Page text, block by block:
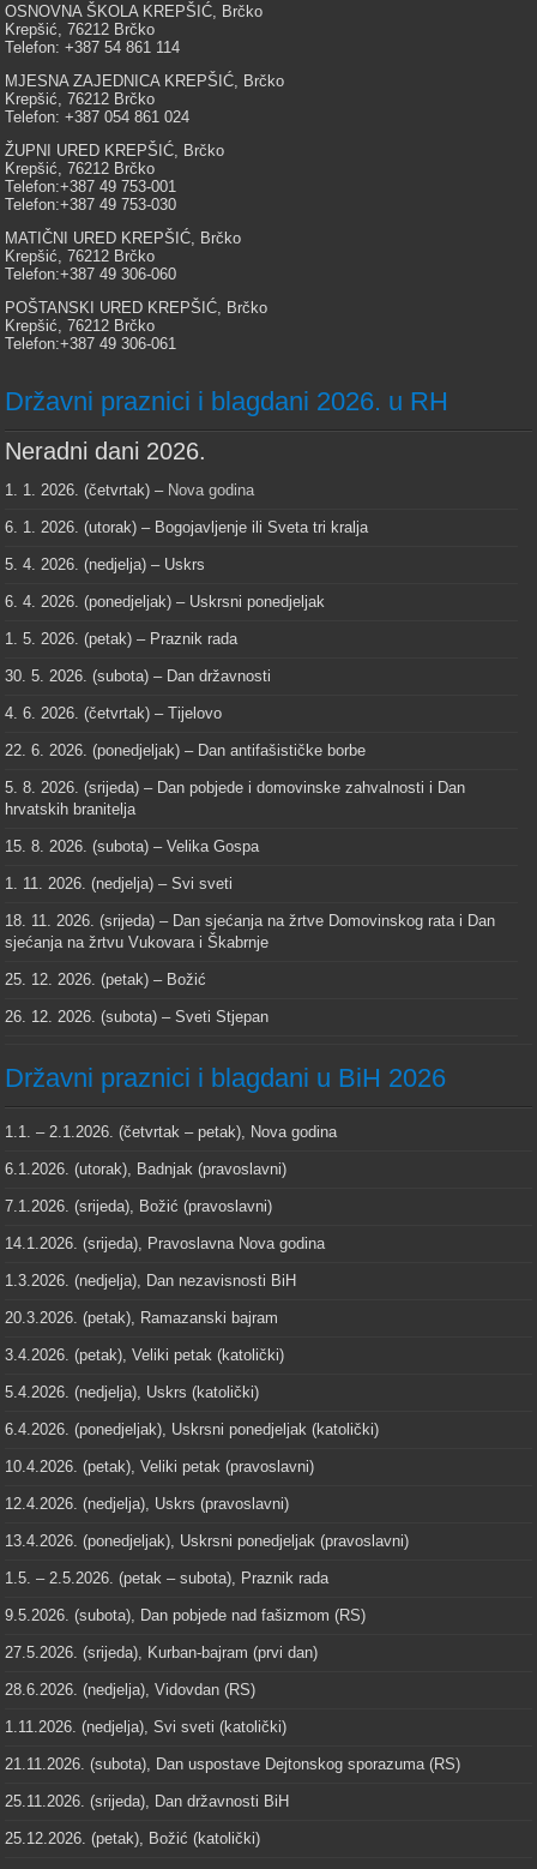
OSNOVNA ŠKOLA KREPŠIĆ, Brčko
Krepšić, 76212 Brčko
Telefon: +387 54 861 114
MJESNA ZAJEDNICA KREPŠIĆ, Brčko
Krepšić, 76212 Brčko
Telefon: +387 054 861 024
ŽUPNI URED KREPŠIĆ, Brčko
Krepšić, 76212 Brčko
Telefon:+387 49 753-001
Telefon:+387 49 753-030
MATIČNI URED KREPŠIĆ, Brčko
Krepšić, 76212 Brčko
Telefon:+387 49 306-060
POŠTANSKI URED KREPŠIĆ, Brčko
Krepšić, 76212 Brčko
Telefon:+387 49 306-061
Državni praznici i blagdani 2026. u RH
Neradni dani 2026.
1. 1. 2026. (četvrtak) – Nova godina
6. 1. 2026. (utorak) – Bogojavljenje ili Sveta tri kralja
5. 4. 2026. (nedjelja) – Uskrs
6. 4. 2026. (ponedjeljak) – Uskrsni ponedjeljak
1. 5. 2026. (petak) – Praznik rada
30. 5. 2026. (subota) – Dan državnosti
4. 6. 2026. (četvrtak) – Tijelovo
22. 6. 2026. (ponedjeljak) – Dan antifašističke borbe
5. 8. 2026. (srijeda) – Dan pobjede i domovinske zahvalnosti i Dan
hrvatskih branitelja
15. 8. 2026. (subota) – Velika Gospa
1. 11. 2026. (nedjelja) – Svi sveti
18. 11. 2026. (srijeda) – Dan sjećanja na žrtve Domovinskog rata i Dan
sjećanja na žrtvu Vukovara i Škabrnje
25. 12. 2026. (petak) – Božić
26. 12. 2026. (subota) – Sveti Stjepan
Državni praznici i blagdani u BiH 2026
1.1. – 2.1.2026. (četvrtak – petak), Nova godina
6.1.2026. (utorak), Badnjak (pravoslavni)
7.1.2026. (srijeda), Božić (pravoslavni)
14.1.2026. (srijeda), Pravoslavna Nova godina
1.3.2026. (nedjelja), Dan nezavisnosti BiH
20.3.2026. (petak), Ramazanski bajram
3.4.2026. (petak), Veliki petak (katolički)
5.4.2026. (nedjelja), Uskrs (katolički)
6.4.2026. (ponedjeljak), Uskrsni ponedjeljak (katolički)
10.4.2026. (petak), Veliki petak (pravoslavni)
12.4.2026. (nedjelja), Uskrs (pravoslavni)
13.4.2026. (ponedjeljak), Uskrsni ponedjeljak (pravoslavni)
1.5. – 2.5.2026. (petak – subota), Praznik rada
9.5.2026. (subota), Dan pobjede nad fašizmom (RS)
27.5.2026. (srijeda), Kurban-bajram (prvi dan)
28.6.2026. (nedjelja), Vidovdan (RS)
1.11.2026. (nedjelja), Svi sveti (katolički)
21.11.2026. (subota), Dan uspostave Dejtonskog sporazuma (RS)
25.11.2026. (srijeda), Dan državnosti BiH
25.12.2026. (petak), Božić (katolički)